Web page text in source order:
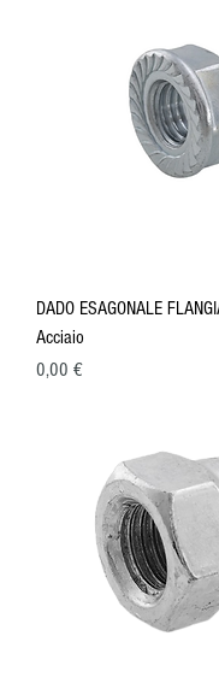
DADO ESAGONALE
Acciaio
Prezzo
0,00 €